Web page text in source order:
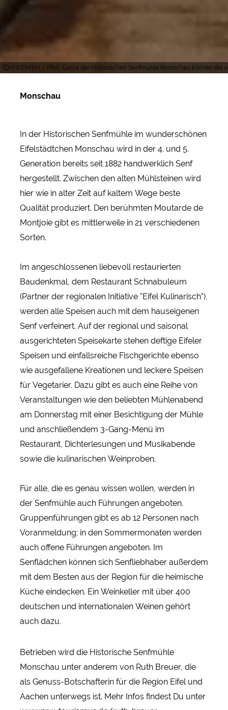
MWEIMRH / Pfeil, Gäste der Historischen Senfmühle Monschau können die
Monschau
In der Historischen Senfmühle im wunderschönen
Eifelstädtchen Monschau wird in der 4. und 5.
Generation bereits seit 1882 handwerklich Senf
hergestellt. Zwischen den alten Mühlsteinen wird
hier wie in alter Zeit auf kaltem Wege beste
Qualität produziert. Den berühmten Moutarde de
Montjoie gibt es mittlerweile in 21 verschiedenen
Sorten.
Im angeschlossenen liebevoll restaurierten
Baudenkmal, dem Restaurant Schnabuleum
(Partner der regionalen Initiative "Eifel Kulinarisch"),
werden alle Speisen auch mit dem hauseigenen
Senf verfeinert. Auf der regional und saisonal
ausgerichteten Speisekarte stehen deftige Eifeler
Speisen und einfallsreiche Fischgerichte ebenso
wie ausgefallene Kreationen und leckere Speisen
für Vegetarier. Dazu gibt es auch eine Reihe von
Veranstaltungen wie den beliebten Mühlenabend
am Donnerstag mit einer Besichtigung der Mühle
und anschließendem 3-Gang-Menü im
Restaurant, Dichterlesungen und Musikabende
sowie die kulinarischen Weinproben.
Für alle, die es genau wissen wollen, werden in
der Senfmühle auch Führungen angeboten.
Gruppenführungen gibt es ab 12 Personen nach
Voranmeldung; in den Sommermonaten werden
auch offene Führungen angeboten. Im
Senflädchen können sich Senfliebhaber außerdem
mit dem Besten aus der Region für die heimische
Küche eindecken. Ein Weinkeller mit über 400
deutschen und internationalen Weinen gehört
auch dazu.
Betrieben wird die Historische Senfmühle
Monschau unter anderem von Ruth Breuer, die
als Genuss-Botschafterin für die Region Eifel und
Aachen unterwegs ist. Mehr Infos findest Du unter